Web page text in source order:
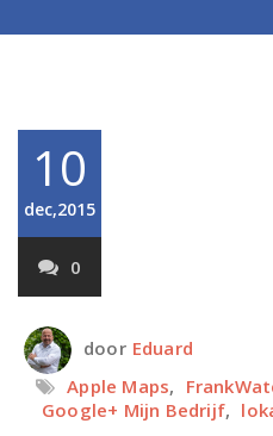
10
dec,2015
0
door Eduard
Apple Maps,
Google+ Mijn Bedrijf,